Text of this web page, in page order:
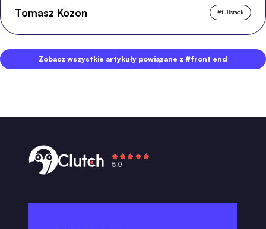
Tomasz Kozon #fullstack
Zobacz wszystkie artykuły powiązane z #front end